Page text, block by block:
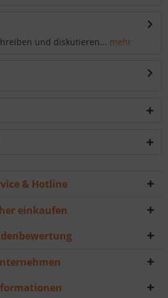
und diskutieren... mehr
& Hotline
einkaufen